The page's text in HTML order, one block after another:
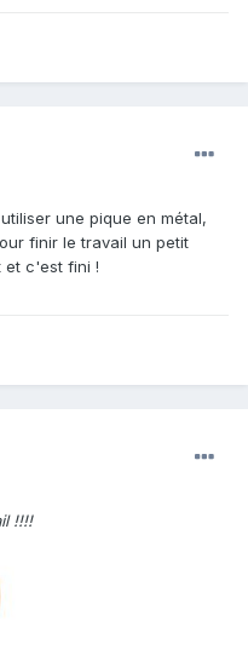
une pique en métal,
finir le travail un petit
et c'est fini !
!!!!